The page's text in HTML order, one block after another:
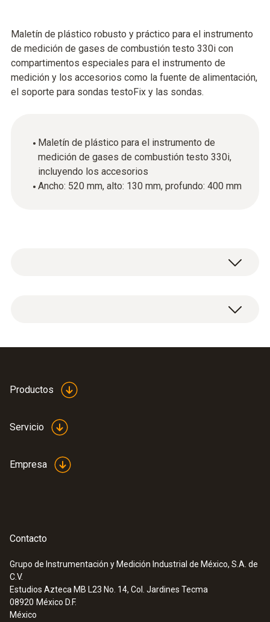
Maletín de plástico robusto y práctico para el instrumento
de medición de gases de combustión testo 330i con
compartimentos especiales para el instrumento de
medición y los accesorios como la fuente de alimentación,
el soporte para sondas testoFix y las sondas.
Maletín de plástico para el instrumento de
medición de gases de combustión testo 330i,
incluyendo los accesorios
Ancho: 520 mm, alto: 130 mm, profundo: 400 mm
: 0563 3000 71
Set Advanced testo 330i - Analizador de
Productos
Servicio
Empresa
Contacto
Grupo de Instrumentación y Medición Industrial de México, S.A. de
C.V.
Estudios Azteca MB L23 No. 14, Col. Jardines Tecma
08920 México D.F.
México